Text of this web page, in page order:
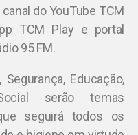
do YouTube TCM
TCM Play e portal
95 FM.
Educação,
serão temas
seguirá todos os